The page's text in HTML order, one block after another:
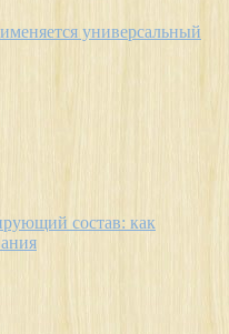
универсальный
состав: как